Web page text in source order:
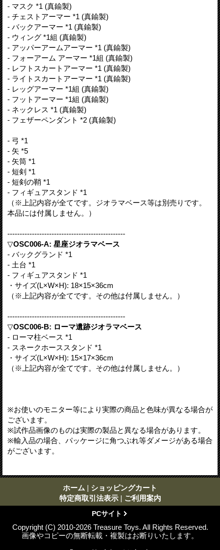
- マスク *1 (真鍮製)
- チェストアーマー *1 (真鍮製)
- バックアーマー *1 (真鍮製)
- ウィング *1組 (真鍮製)
- アッパーアームアーマー *1 (真鍮製)
- フォーアーム アーマー *1組 (真鍮製)
- レフトスカートアーマー *1 (真鍮製)
- ライトスカートアーマー *1 (真鍮製)
- レッグアーマー *1組 (真鍮製)
- フットアーマー *1組 (真鍮製)
- ネックレス *1 (真鍮製)
- フェザーペンダント *2 (真鍮製)
- 弓 *1
- 矢 *5
- 矢筒 *1
- 短剣 *1
- 短剣の鞘 *1
- フィギュアスタンド *1
（※上記内容が全てです。ジオラマベース等は別売りです。
本品には付属しません。）
------------------------------------------------
▽OSC006-A: 星座ジオラマベース
- バックグランド *1
- 土台 *1
- フィギュアスタンド *1
・サイズ(L×W×H): 18×15×36cm
（※上記内容が全てです。その他は付属しません。）
------------------------------------------------
▽OSC006-B: ローマ遺跡ジオラマベース
- ローマ柱ベース *1
- スネークホーススタンド *1
・サイズ(L×W×H): 15×17×36cm
（※上記内容が全てです。その他は付属しません。）
※お使いのモニター等により実際の商品と色味が異なる場合が
ございます。
※試作品画像のものは実際の製品と異なる場合があります。
※輸入品の場合、パッケージに角つぶれ等ダメージがある場合
がございます。
ホーム | ショッピングカート
特定商取引法表示 | ご利用案内
PCサイト
Copyright (C) 2010-2026 Treasure Toys. All Rights Reserved.
画像やコピーの無断転載・複製はお断りいたします。